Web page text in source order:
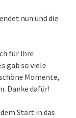
nun und die
für Ihre
gab so viele
Momente,
Danke dafür!
Start in das